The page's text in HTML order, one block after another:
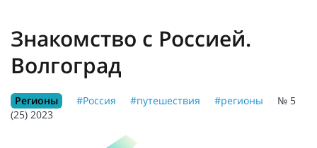
Знакомство с Россией.
Волгоград
Регионы #Россия #путешествия #регионы
№ 5
(25) 2023